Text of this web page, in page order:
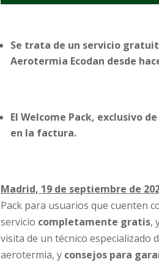
Se trata de un servicio
Aerotermia Ecodan desde
El Welcome Pack, exclusivo
en la factura.
Madrid, 19 de septiembre de
Pack para usuarios que cuenten
servicio completamente gratis,
visita de un técnico especializado
aerotermia, y consejos para